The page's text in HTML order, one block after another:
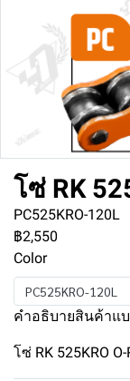
โซ่ RK
PC525KRO-120L
฿2,550
Color
PC525KRO-120L
คำอธิบายสินค้าแ
โซ่ RK 525KRO